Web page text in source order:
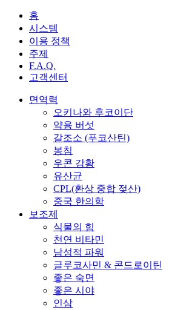
홈
시스템
이용 정책
주제
F.A.Q.
고객센터
면역력
오키나와 후코이단
약용 버섯
갈조소 (푸코산틴)
봉침
우콘 강황
유산균
CPL(환상 중합 젖산)
중국 한의학
보조제
식물의 힘
천연 비타민
남성적 파워
글루코사민 & 콘드로이틴
좋은 숙면
좋은 시야
인삼